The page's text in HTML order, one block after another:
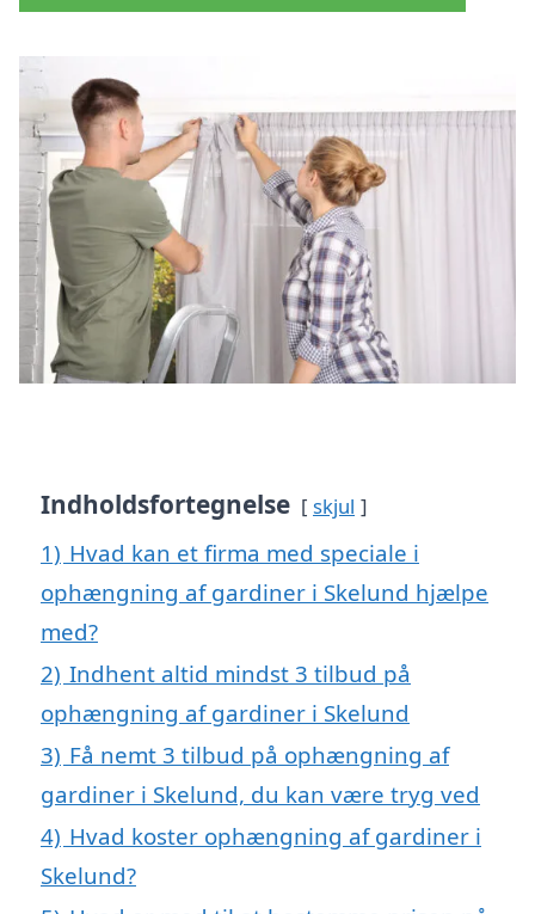
Indholdsfortegnelse skjul
1) Hvad kan et firma med speciale i
ophængning af gardiner i Skelund hjælpe
med?
2) Indhent altid mindst 3 tilbud på
ophængning af gardiner i Skelund
3) Få nemt 3 tilbud på ophængning af
gardiner i Skelund, du kan være tryg ved
4) Hvad koster ophængning af gardiner i
Skelund?